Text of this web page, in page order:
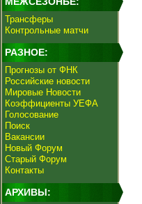
Трансферы
Контрольные матчи
РАЗНОЕ:
Прогнозы от ФНК
Российские новости
Мировые Новости
Коэффициенты УЕФА
Голосование
Поиск
Вакансии
Новый Форум
Старый Форум
Контакты
АРХИВЫ: